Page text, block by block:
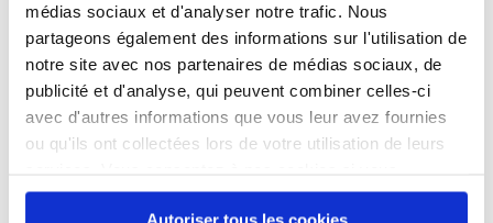
médias sociaux et d'analyser notre trafic. Nous
partageons également des informations sur l'utilisation de
notre site avec nos partenaires de médias sociaux, de
publicité et d'analyse, qui peuvent combiner celles-ci
avec d'autres informations que vous leur avez fournies
ou qu'ils ont collectées lors de votre utilisation de leurs
continuez à utiliser notre site Web.
Autoriser tous les cookies
Expérience :
Processus
de